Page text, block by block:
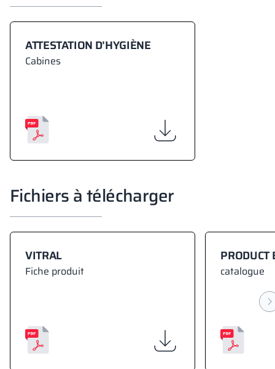
ATTESTATION D’HYGIÈNE
Cabines
Fichiers à télécharger
VITRAL
Fiche produit
PRODUCT
catalogue